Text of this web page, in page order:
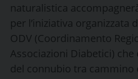
naturalistica
per l’iniziativa organizzata
ODV (Coordinamento
Associazioni Diabetici) che
del connubio tra cammino